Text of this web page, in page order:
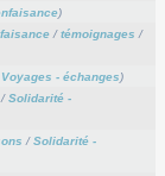
)
/témoignages /
Voyages - échanges)
Solidarité -
/Solidarité -